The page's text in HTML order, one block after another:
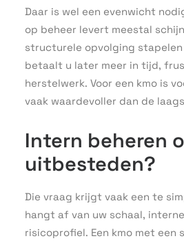
Daar is wel een evenwicht
op beheer levert meestal
structurele opvolging stapelen
betaalt u later meer in tijd,
herstelwerk. Voor een kmo is
vaak waardevoller dan de
Intern beheren
uitbesteden?
Die vraag krijgt vaak een te
hangt af van uw schaal,
risicoprofiel. Een kmo met een